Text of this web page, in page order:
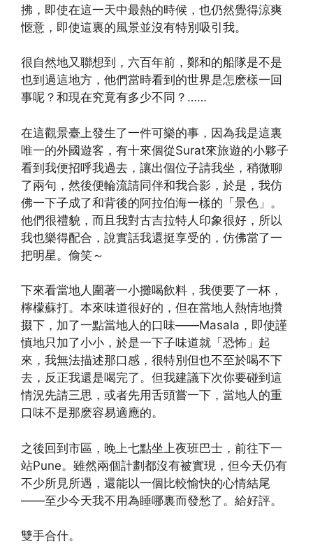
拂，即使在這一天中最熱的時候，也仍然覺得涼爽
愜意，即使這裏的風景並沒有特別吸引我。
很自然地又聯想到，六百年前，鄭和的船隊是不是
也到過這地方，他們當時看到的世界是怎麽樣一回
事呢？和現在究竟有多少不同？……
在這觀景臺上發生了一件可樂的事，因為我是這裏
唯一的外國遊客，有十來個從Surat來旅遊的小夥子
看到我便招呼我過去，讓出個位子請我坐，稍微聊
了兩句，然後便輪流請同伴和我合影，於是，我仿
佛一下子成了和背後的阿拉伯海一樣的「景色」。
他們很禮貌，而且我對古吉拉特人印象很好，所以
我也樂得配合，說實話我還挺享受的，仿佛當了一
把明星。偷笑～
下來看當地人圍著一小攤喝飲料，我便要了一杯，
檸檬蘇打。本來味道很好的，但在當地人熱情地攢
掇下，加了一點當地人的口味——Masala，即使謹
慎地只加了小小，於是一下子味道就「恐怖」起
來，我無法描述那口感，很特別但也不至於喝不下
去，反正我還是喝完了。但我建議下次你要碰到這
情況先請三思，或者先用舌頭嘗一下，當地人的重
口味不是那麽容易適應的。
之後回到市區，晚上七點坐上夜班巴士，前往下一
站Pune。雖然兩個計劃都沒有被實現，但今天仍有
不少所見所遇，還能以一個比較愉快的心情結尾
——至少今天我不用為睡哪裏而發愁了。給好評。
雙手合什。